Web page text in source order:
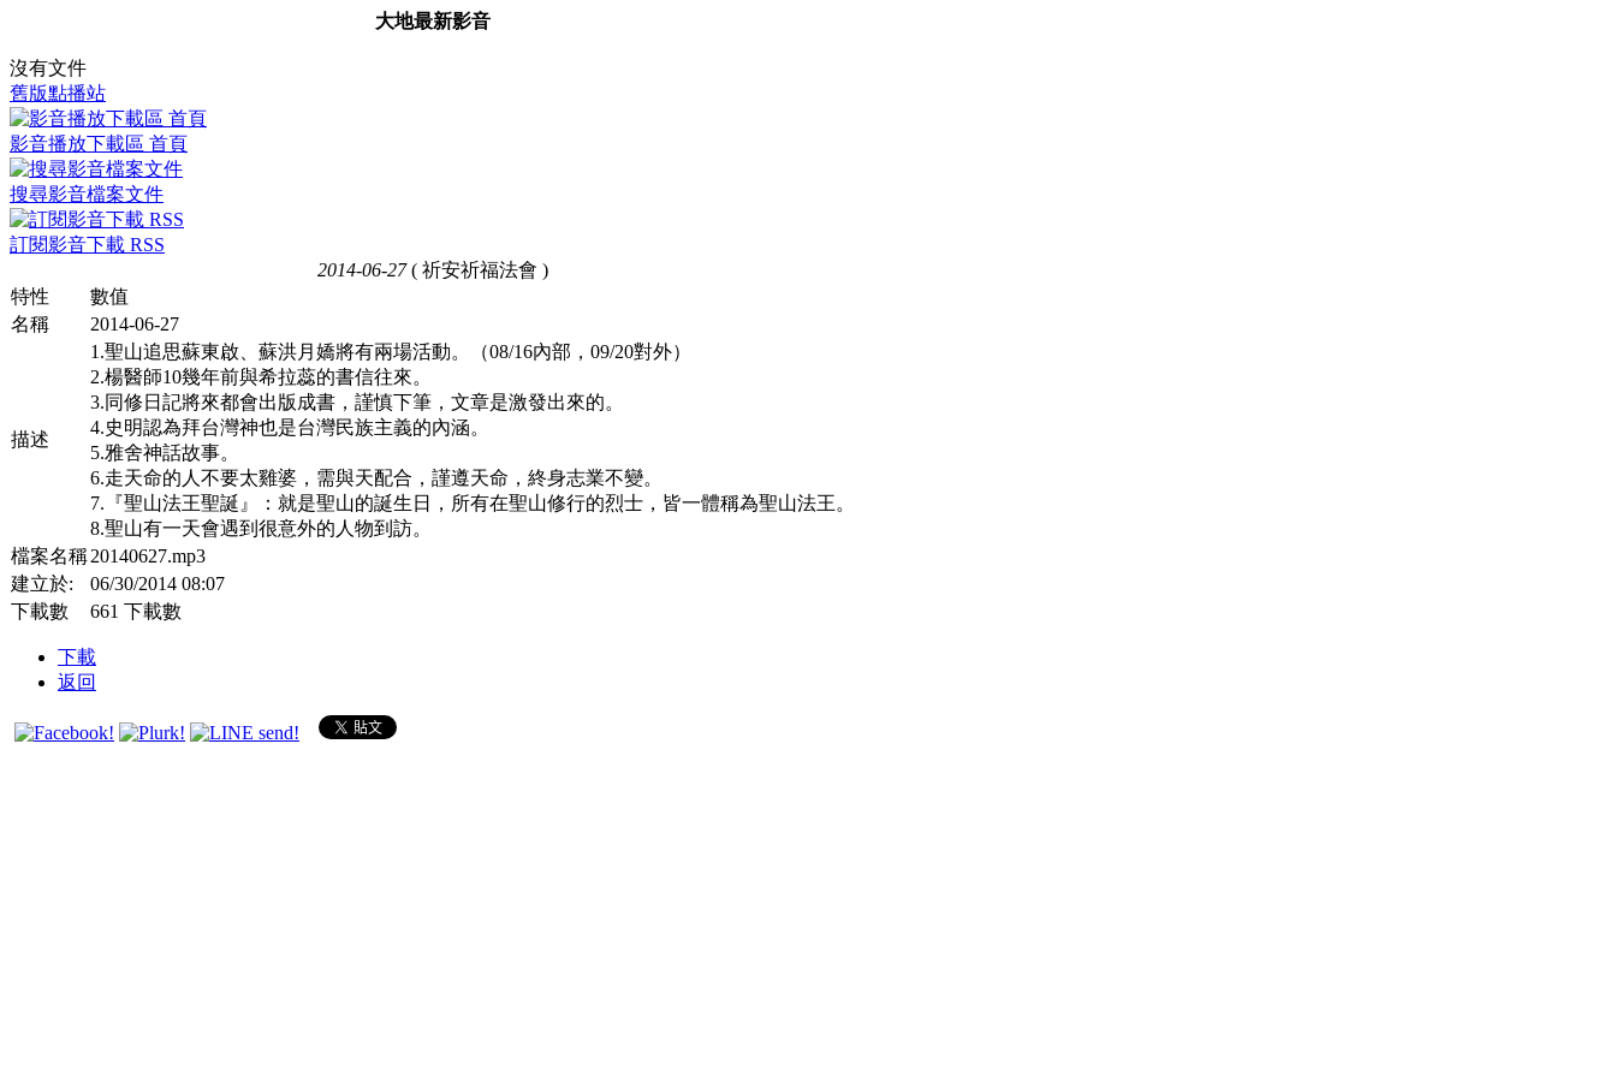
大地最新影音
沒有文件
舊版點播站
影音播放下載區 首頁
搜尋影音檔案文件
訂閱影音下載 RSS
2014-06-27( 祈安祈福法會 )
特性
數值
名稱
2014-06-27
描述
1.聖山追思蘇東啟、蘇洪月嬌將有兩場活動。（08/16內部，09/20對外）
2.楊醫師10幾年前與希拉蕊的書信往來。
3.同修日記將來都會出版成書，謹慎下筆，文章是激發出來的。
4.史明認為拜台灣神也是台灣民族主義的內涵。
5.雅舍神話故事。
6.走天命的人不要太雞婆，需與天配合，謹遵天命，終身志業不變。
7.『聖山法王聖誕』：就是聖山的誕生日，所有在聖山修行的烈士，皆一體稱為聖山法王。
8.聖山有一天會遇到很意外的人物到訪。
檔案名稱20140627.mp3
建立於:
06/30/2014 08:07
下載數
661 下載數
下載
返回